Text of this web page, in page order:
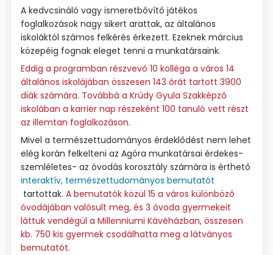
A kedvcsináló vagy ismeretbővítő játékos
foglalkozások nagy sikert arattak, az általános
iskoláktól számos felkérés érkezett. Ezeknek március
közepéig fognak eleget tenni a munkatársaink.
Eddig a programban részvevő 10 kolléga a város 14
általános iskolájában összesen 143 órát tartott 3900
diák számára. Továbbá a Krúdy Gyula Szakképző
iskolában a karrier nap részeként 100 tanuló vett részt
az illemtan foglalkozáson.
Mivel a természettudományos érdeklődést nem lehet
elég korán felkelteni az Agóra munkatársai érdekes-
szemléletes- az óvodás korosztály számára is érthető
interaktív, természettudományos bemutatót
tartottak. A bemutatók közül 15 a város különböző
óvodájában valósult meg, és 3 óvoda gyermekeit
láttuk vendégül a Millenniumi Kávéházban, összesen
kb. 750 kis gyermek csodálhatta meg a látványos
bemutatót.